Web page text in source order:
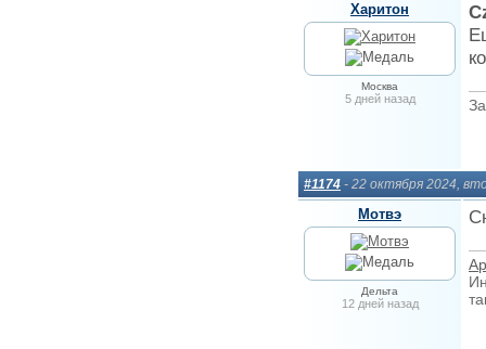
Харитон
Москва
5 дней назад
#1174 - 22 октября 2024,
Мотвэ
Дельта
12 дней назад